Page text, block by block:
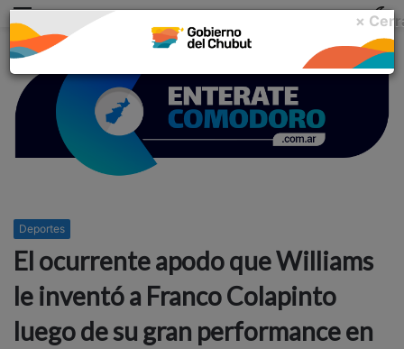
Menu
Deportes
El ocurrente apodo que Williams
le inventó a Franco Colapinto
luego de su gran performance en
×